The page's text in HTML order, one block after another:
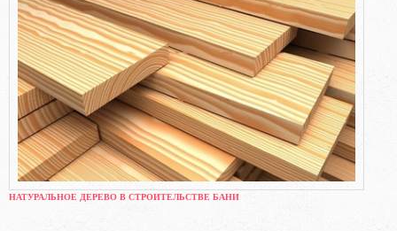
НАТУРАЛЬНОЕ ДЕРЕВО В СТРОИТЕЛЬСТВЕ БАНИ